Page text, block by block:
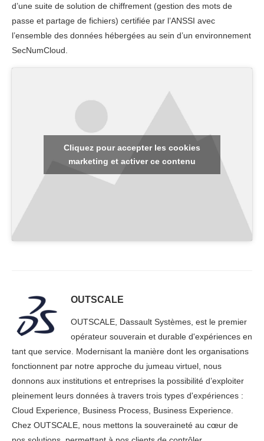
d’une suite de solution de chiffrement (gestion des mots de
passe et partage de fichiers) certifiée par l’ANSSI avec
l’ensemble des données hébergées au sein d’un environnement
SecNumCloud.
Cliquez pour accepter les cookies
marketing et activer ce contenu
OUTSCALE
OUTSCALE, Dassault Systèmes, est le premier
opérateur souverain et durable d'expériences en
tant que service. Modernisant la manière dont les organisations
fonctionnent par notre approche du jumeau virtuel, nous
donnons aux institutions et entreprises la possibilité d’exploiter
pleinement leurs données à travers trois types d'expériences :
Cloud Experience, Business Process, Business Experience.
Chez OUTSCALE, nous mettons la souveraineté au cœur de